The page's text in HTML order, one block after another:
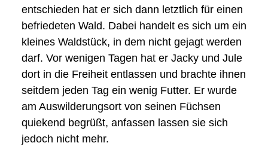
entschieden hat er sich dann letztlich für einen
befriedeten Wald. Dabei handelt es sich um ein
kleines Waldstück, in dem nicht gejagt werden
darf. Vor wenigen Tagen hat er Jacky und Jule
dort in die Freiheit entlassen und brachte ihnen
seitdem jeden Tag ein wenig Futter. Er wurde
am Auswilderungsort von seinen Füchsen
quiekend begrüßt, anfassen lassen sie sich
jedoch nicht mehr.